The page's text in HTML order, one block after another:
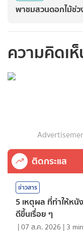
พาชมสวนดอกไม้ช่ว
ความคิดเ
ติดกระแส
ข่าวสาร
5 เหตุผล ที่ทำให้หนั
ดีขึ้นเรื่อย ๆ
|07 ส.ค. 2026 | 3